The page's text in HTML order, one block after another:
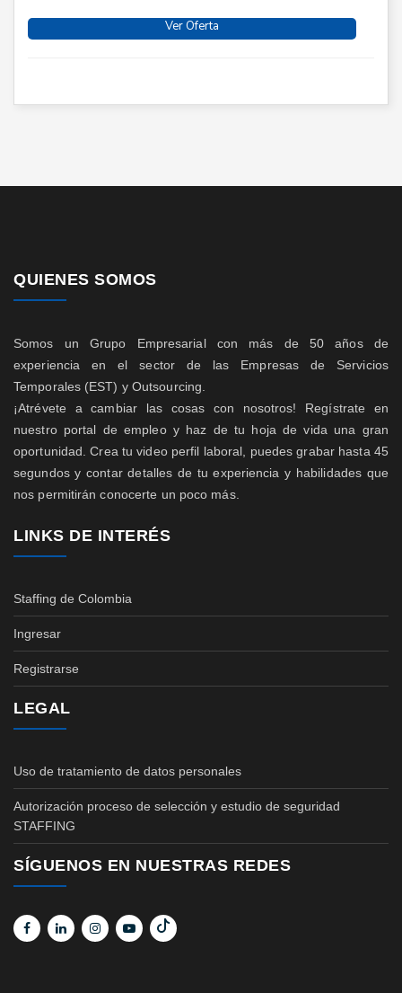
Ver Oferta
QUIENES SOMOS
Somos un Grupo Empresarial con más de 50 años de
experiencia en el sector de las Empresas de Servicios
Temporales (EST) y Outsourcing.
¡Atrévete a cambiar las cosas con nosotros! Regístrate en
nuestro portal de empleo y haz de tu hoja de vida una gran
oportunidad. Crea tu video perfil laboral, puedes grabar hasta 45
segundos y contar detalles de tu experiencia y habilidades que
nos permitirán conocerte un poco más.
LINKS DE INTERÉS
Staffing de Colombia
Ingresar
Registrarse
LEGAL
Uso de tratamiento de datos personales
Autorización proceso de selección y estudio de seguridad
STAFFING
SÍGUENOS EN NUESTRAS REDES